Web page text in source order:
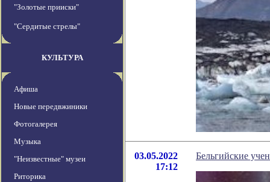
"Золотые прииски"
"Сердитые стрелы"
КУЛЬТУРА
Афиша
Новые передвжиники
Фотогалерея
Музыка
"Неизвестные" музеи
Риторика
03.05.2022
17:12
Бельгийские